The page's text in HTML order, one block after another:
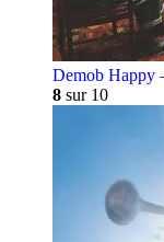
Demob Happy
8 sur 10